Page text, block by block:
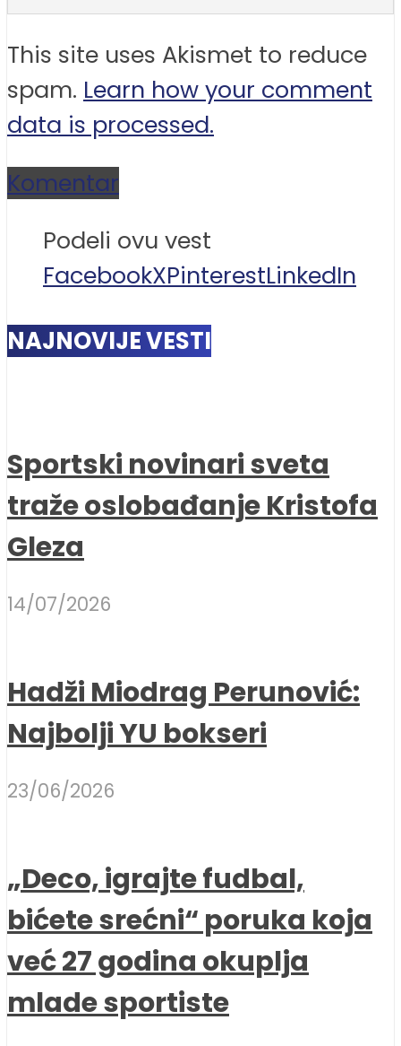
This site uses Akismet to reduce
spam. Learn how your comment
data is processed.
Komentar
Podeli ovu vest
FacebookXPinterestLinkedIn
NAJNOVIJE VESTI
Sportski novinari sveta
traže oslobađanje Kristofa
Gleza
14/07/2026
Hadži Miodrag Perunović:
Najbolji YU bokseri
23/06/2026
„Deco, igrajte fudbal,
bićete srećni“ poruka koja
već 27 godina okuplja
mlade sportiste